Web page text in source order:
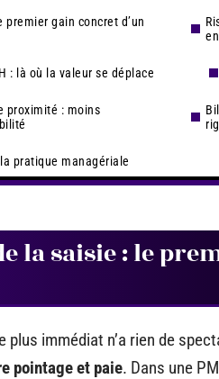
gain concret d’un
: là où la valeur se déplace
proximité : moins
pratique managériale
la saisie : le
plus immédiat n’a rien de
pointage et paie. Dans une